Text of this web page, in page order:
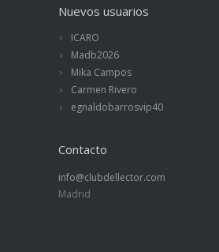
Nuevos usuarios
ICARO
Madb2026
Mika Campos
Carmen Rivero
egnaldobarrosvip40
Contacto
info@clubdellector.com
Madrid